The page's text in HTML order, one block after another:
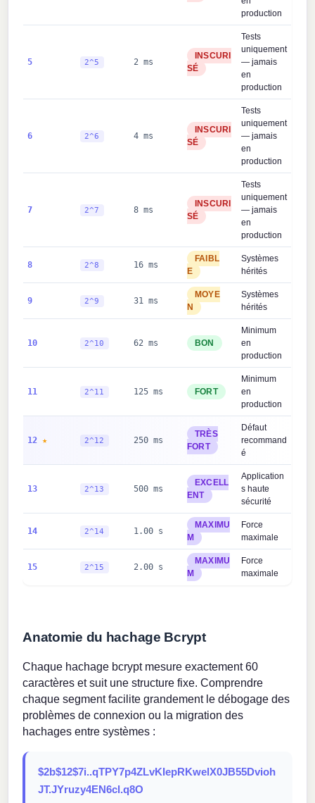
production
5 2^5 2 ms
INSCURI
SÉ
Tests
uniquement
— jamais
en
production
6 2^6 4 ms
INSCURI
SÉ
Tests
uniquement
— jamais
en
production
7 2^7 8 ms
INSCURI
SÉ
Tests
uniquement
— jamais
en
production
8 2^8 16 ms
FAIBL
E
Systèmes
hérités
9 2^9 31 ms
MOYE
N
Systèmes
hérités
10 2^10 62 ms BON
Minimum
en
production
11 2^11 125 ms FORT
Minimum
en
production
12 2^12 250 ms
TRÈS
FORT
Défaut
recommand
é
13 2^13 500 ms
EXCELL
ENT
Application
s haute
sécurité
14 2^14 1.00 s
MAXIMU
M
Force
maximale
15 2^15 2.00 s
MAXIMU
M
Force
maximale
Anatomie du hachage Bcrypt
Chaque hachage bcrypt mesure exactement 60
caractères et suit une structure fixe. Comprendre
chaque segment facilite grandement le débogage des
problèmes de connexion ou la migration des
hachages entre systèmes :
$2b$12$7i..qTPY7p4ZLvKIepRKwelX0JB55Dvioh
JT.JYruzy4EN6cl.q8O